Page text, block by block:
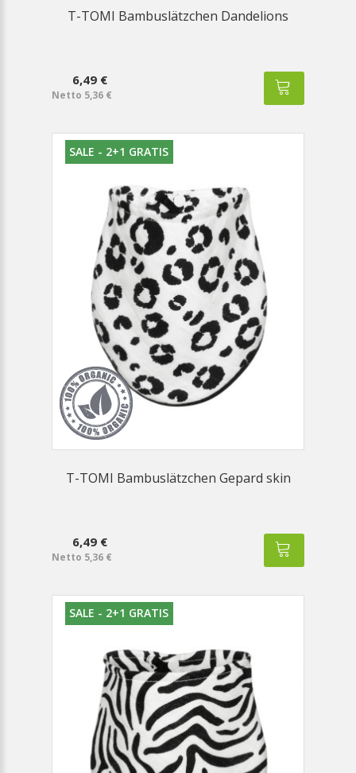
T-TOMI Bambuslätzchen Dandelions
6,49 €
Netto 5,36 €
SALE - 2+1 GRATIS
T-TOMI Bambuslätzchen Gepard skin
6,49 €
Netto 5,36 €
SALE - 2+1 GRATIS